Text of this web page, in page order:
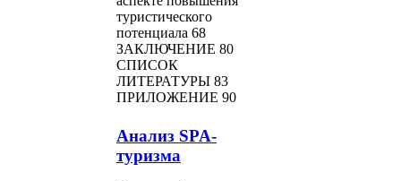
туристического
потенциала 68
ЗАКЛЮЧЕНИЕ 80
СПИСОК
ЛИТЕРАТУРЫ 83
ПРИЛОЖЕНИЕ 90
Анализ SPA-
туризма